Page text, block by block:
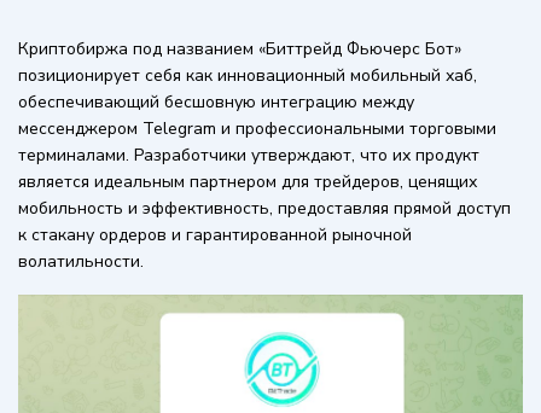
Криптобиржа под названием «Биттрейд Фьючерс Бот»
позиционирует себя как инновационный мобильный хаб,
обеспечивающий бесшовную интеграцию между
мессенджером Telegram и профессиональными торговыми
терминалами. Разработчики утверждают, что их продукт
является идеальным партнером для трейдеров, ценящих
мобильность и эффективность, предоставляя прямой доступ
к стакану ордеров и гарантированной рыночной
волатильности.